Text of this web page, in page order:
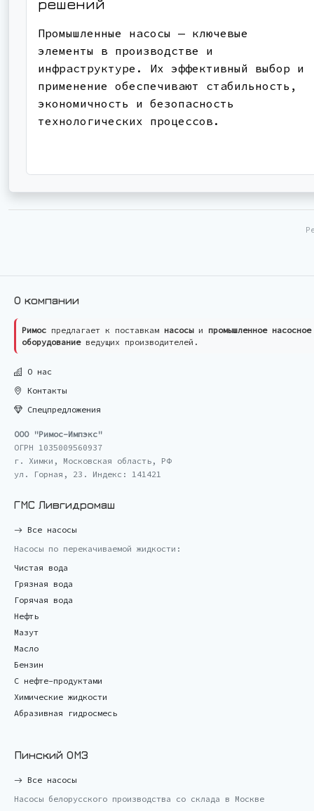
Промышленные насосы — ключевые
элементы в производстве и
инфраструктуре. Их эффективный выбор и
применение обеспечивают стабильность,
экономичность и безопасность
технологических процессов.
О компании
Римос предлагает к поставкам насосыи промышленное насосное
оборудованиеведущих производителей.
О нас
Контакты
Спецпредложения
ООО "Римос-Импэкс"
ОГРН 1035009560937
г. Химки, Московская область, РФ
ул. Горная, 23. Индекс: 141421
ГМС Ливгидромаш
Все насосы
Насосы по перекачиваемой жидкости:
Чистая вода
Грязная вода
Горячая вода
Нефть
Мазут
Масло
Бензин
С нефте-продуктами
Химические жидкости
Абразивная гидросмесь
Пинский ОМЗ
Все насосы
Насосы белорусского производства со склада в Москве